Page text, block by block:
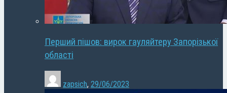
Перший пішов: вирок гауляйтеру Запорізької
області
zapsich, 29/06/2023